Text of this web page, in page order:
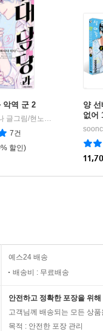
악역 군 2
야마시나 티나 글그림/현노을 역
소미미디어
7건
할인)
양
없어
예스24 배송
배송비 : 무료배송
안전하고 정확한 포장을 위
고객님께 배송되는 모든 상
목적 : 안전한 포장 관리